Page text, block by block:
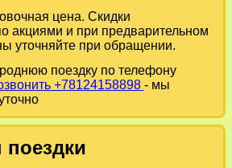
цена. Скидки
акциями и при предварительном
уточняйте при обращении.
поездку по телефону
+78124158898 - мы